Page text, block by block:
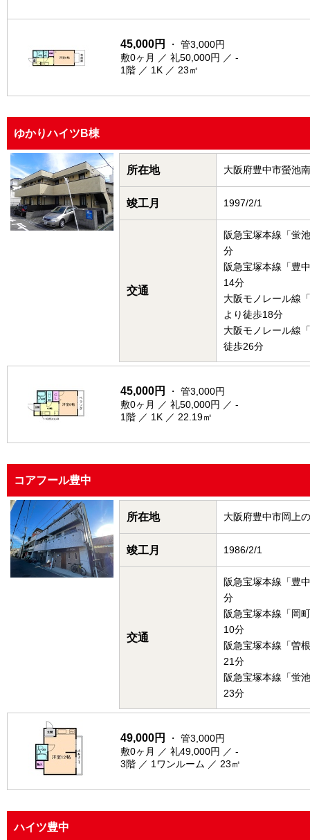
45,000円
・ 管3,000円
敷0ヶ月 ／ 礼50,000円 ／ -
1階 ／ 1K ／ 23㎡
ゆかりハイツB棟
所在地 大阪府豊中市螢池
竣工月 1997/2/1
交通
阪急宝塚本線「蛍
分
阪急宝塚本線「豊
14分
大阪モノレール線
より徒歩18分
大阪モノレール線
徒歩26分
45,000円
・ 管3,000円
敷0ヶ月 ／ 礼50,000円 ／ -
1階 ／ 1K ／ 22.19㎡
コアフール豊中
所在地 大阪府豊中市岡上
竣工月 1986/2/1
交通
阪急宝塚本線「豊
分
阪急宝塚本線「岡
10分
阪急宝塚本線「曽
21分
阪急宝塚本線「蛍
23分
49,000円
・ 管3,000円
敷0ヶ月 ／ 礼49,000円 ／ -
3階 ／ 1ワンルーム ／ 23㎡
ハイツ豊中